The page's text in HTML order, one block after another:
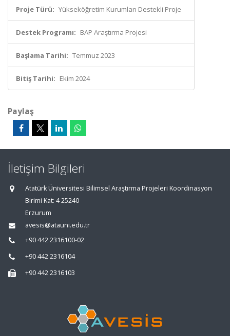
Proje Türü: Yükseköğretim Kurumları Destekli Proje
Destek Programı: BAP Araştırma Projesi
Başlama Tarihi: Temmuz 2023
Bitiş Tarihi: Ekim 2024
Paylaş
İletişim Bilgileri
Atatürk Üniversitesi Bilimsel Araştırma Projeleri Koordinasyon
Birimi Kat: 4 25240
Erzurum
avesis@atauni.edu.tr
+90 442 2316100-02
+90 442 2316104
+90 442 2316103